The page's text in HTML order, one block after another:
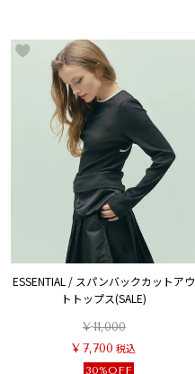
ESSENTIAL / スパンバックカットアウ
トトップス(SALE)
¥11,000
¥ 7,700 税込
30%OFF